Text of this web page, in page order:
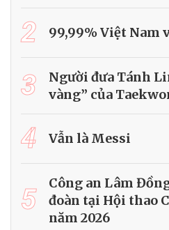
2 99,99% Việt Nam
3
Người đưa Tánh
vàng” của
4 Vẫn là Messi
5
Công an Lâm
đoàn tại Hội thao
năm 2026